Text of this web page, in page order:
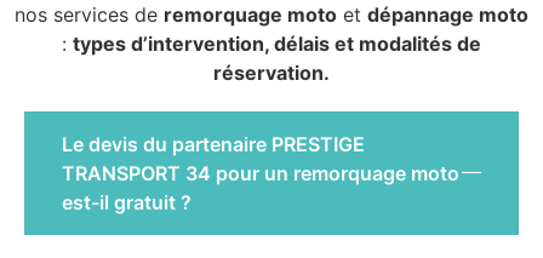
nos services de remorquage moto et dépannage moto
: types d’intervention, délais et modalités de
réservation.
Le devis du partenaire PRESTIGE
TRANSPORT 34 pour un remorquage moto
est-il gratuit ?